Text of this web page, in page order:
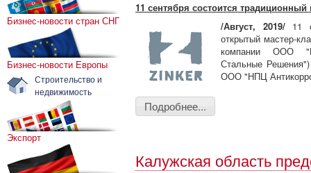
Бизнес-новости стран СНГ
Бизнес-новости Европы
Строительство и
недвижимость
Экспорт
11 сентября состоится
/Август, 2019/11
открытый мастер-
компании ООО
Стальные
ООО "НПЦ
Подробнее...
Калужская область